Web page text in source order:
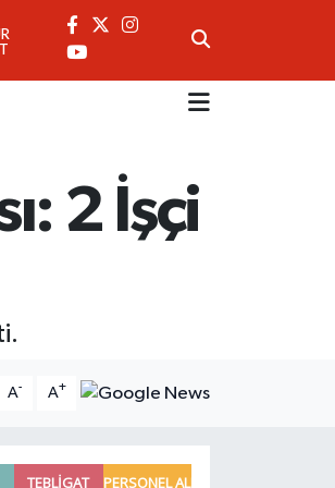
2 İşçi
A- A+